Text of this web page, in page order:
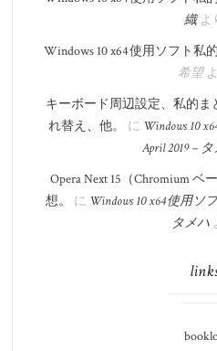
織よ
Windows 10 x64 使用ソフト私
希望
キーボード周辺設定、私的ま
れ替え、他。
に Windows 10
April 2019 –
Opera Next 15（Chromium
想。
に Windows 10 x64 使用ソ
タメハ